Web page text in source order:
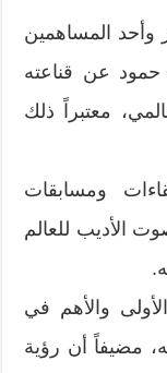
المساهمين
عن قناعته
معتبراً ذلك
ومسابقات
الأديب للعالم
والأهم في
مضيفاً أن رؤية